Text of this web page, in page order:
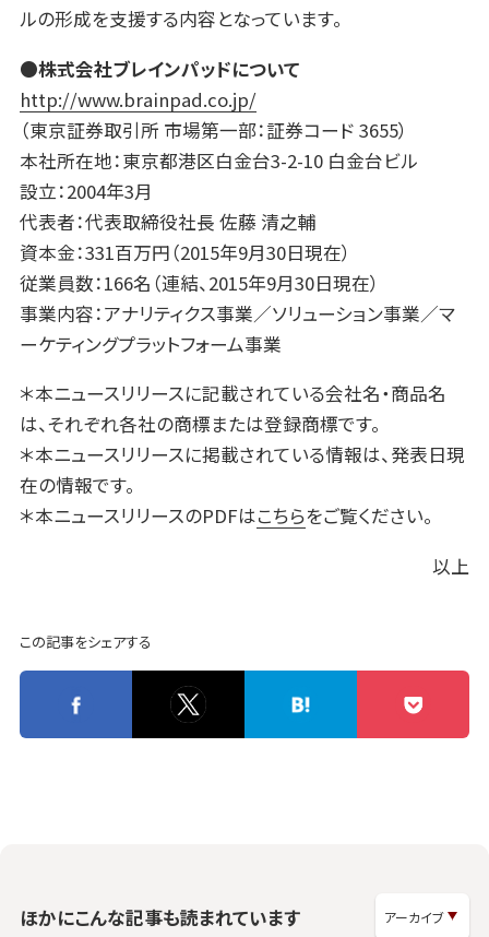
ルの形成を支援する内容となっています。
●株式会社ブレインパッドについて
http://www.brainpad.co.jp/
（東京証券取引所 市場第一部：証券コード 3655）
本社所在地：東京都港区白金台3-2-10 白金台ビル
設立：2004年3月
代表者：代表取締役社長 佐藤 清之輔
資本金：331百万円（2015年9月30日現在）
従業員数：166名（連結、2015年9月30日現在）
事業内容：アナリティクス事業／ソリューション事業／マ
ーケティングプラットフォーム事業
＊本ニュースリリースに記載されている会社名・商品名
は、それぞれ各社の商標または登録商標です。
＊本ニュースリリースに掲載されている情報は、発表日現
在の情報です。
＊本ニュースリリースのPDFはこちらをご覧ください。
以上
この記事をシェアする
ほかにこんな記事も読まれています